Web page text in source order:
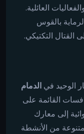
العائلية.
بالقوس
القتال التكتيكي.
الوحيد في الدمام
القائمة على
إلى معارك
من الأنشطة